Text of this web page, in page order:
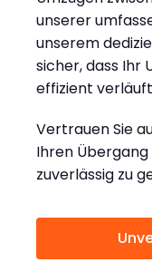
unserer
unserem
sicher, dass Ihr
effizient
Vertrauen Sie
Ihren
zuverlässig zu